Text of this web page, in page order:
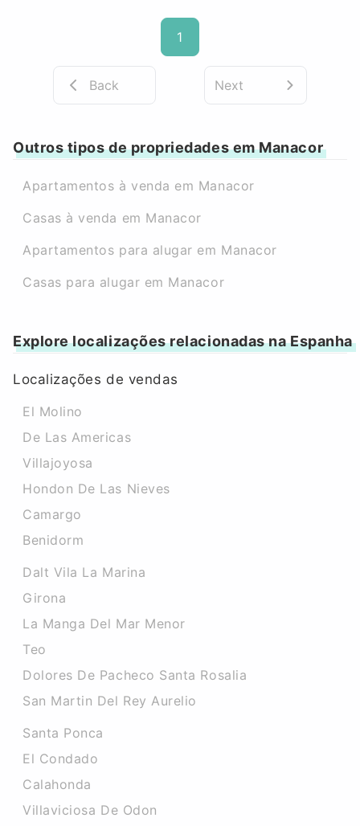
1
Back Next
Outros tipos de propriedades em Manacor
Apartamentos à venda em Manacor
Casas à venda em Manacor
Apartamentos para alugar em Manacor
Casas para alugar em Manacor
Explore localizações relacionadas na Espanha
Localizações de vendas
El Molino
De Las Americas
Villajoyosa
Hondon De Las Nieves
Camargo
Benidorm
Dalt Vila La Marina
Girona
La Manga Del Mar Menor
Teo
Dolores De Pacheco Santa Rosalia
San Martin Del Rey Aurelio
Santa Ponca
El Condado
Calahonda
Villaviciosa De Odon